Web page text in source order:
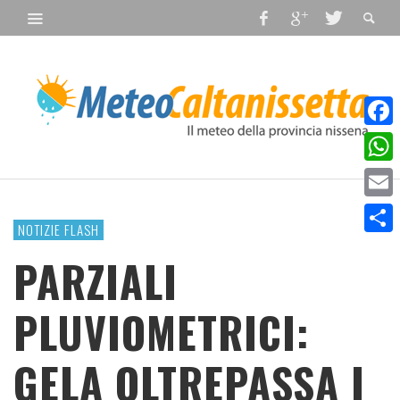
NOTIZIE FLASH
PARZIALI
PLUVIOMETRICI:
GELA OLTREPASSA I
Email